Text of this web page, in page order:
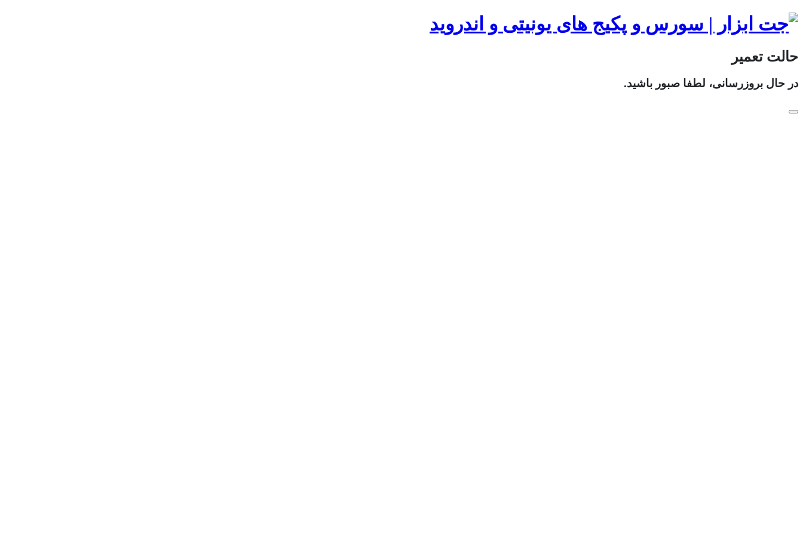
حالت تعمیر
در حال بروزرسانی، لطفا صبور باشید.